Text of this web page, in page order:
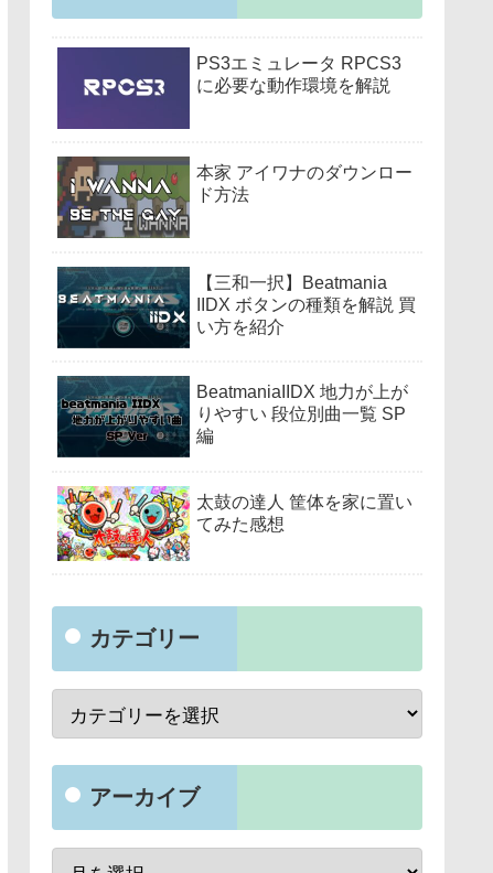
PS3エミュレータ RPCS3
に必要な動作環境を解説
本家 アイワナのダウンロー
ド方法
【三和一択】Beatmania
IIDX ボタンの種類を解説 買
い方を紹介
BeatmaniaIIDX 地力が上が
りやすい 段位別曲一覧 SP
編
太鼓の達人 筐体を家に置い
てみた感想
カテゴリー
アーカイブ